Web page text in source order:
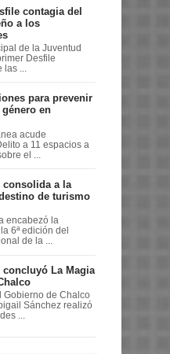
contagia del
a los
de la Juventud
Desfile
...
para prevenir
en
acude
a 11 espacios a
el ...
consolida a la
de turismo
encabezó la
6ª edición del
de la ...
La Magia
Gobierno de Chalco
Sánchez realizó
...